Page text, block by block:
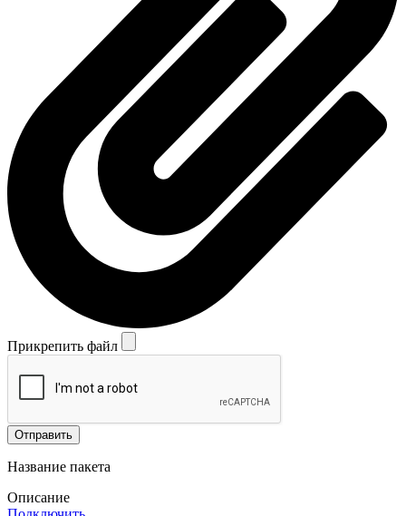
Прикрепить файл
Отправить
Название пакета
Описание